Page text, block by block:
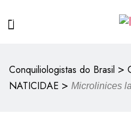
Conquiliologistas do Brasil >
NATICIDAE > Microlinices